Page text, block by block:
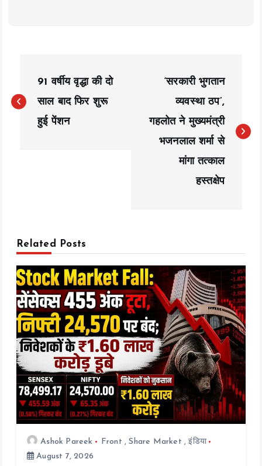
o
s
g
a
o
n
91 वर्षीय वृद्धा की दो
साल बाद फिर शुरू
हुई पेंशन
‘सरकारी भुगतान
व्यवस्था ठप’,
गहलोत ने मुख्यमंत्री
भजनलाल शर्मा से
मांगा तत्काल
हस्तक्षेप
Related Posts
Ashok Pareek Front ,Share Market ,इंडिया
August 7, 2026